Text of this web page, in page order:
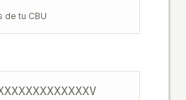
de tu CBU
V